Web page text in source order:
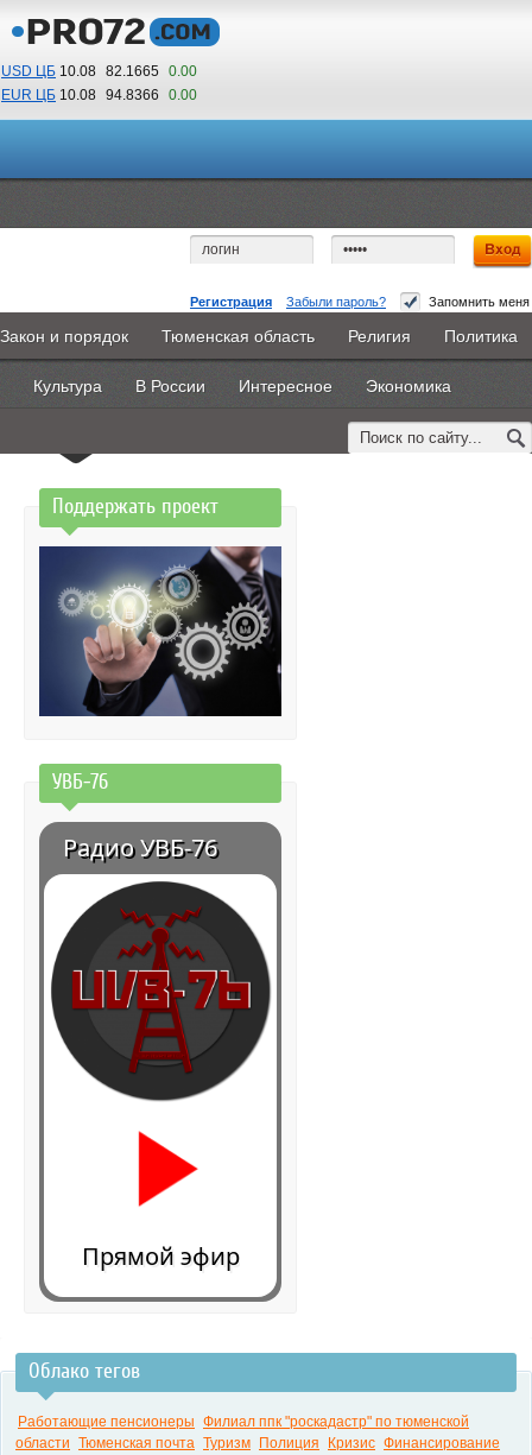
USD ЦБ 10.08 82.1665 0.00
EUR ЦБ 10.08 94.8366 0.00
12 53
По Гринвичу (GMT +5)
Регистрация Забыли пароль? Запомнить меня
Главная Новости Объявления КНИГИ ВестиNet
Каталоги 9PS Прочее
Закон и порядок Тюменская область Религия Политика
Культура В России Интересное Экономика
Доступ запрещен
Вы не имеете доступа к этой странице.
Возможно, Вам необходимо оформить подписку,
обратитесь к администрации сайта.
Поддержать проект
УВБ-76
Радио УВБ-76
Прямой эфир
Облако тегов
Работающие пенсионеры Филиал ппк "роскадастр" по тюменской
области Тюменская почта Туризм Полиция Кризис Финансирование